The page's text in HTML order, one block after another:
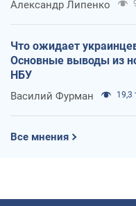
Александр Липенко
Что ожидает
Основные выводы из
НБУ
Василий Фурман 19,3
Все мнения